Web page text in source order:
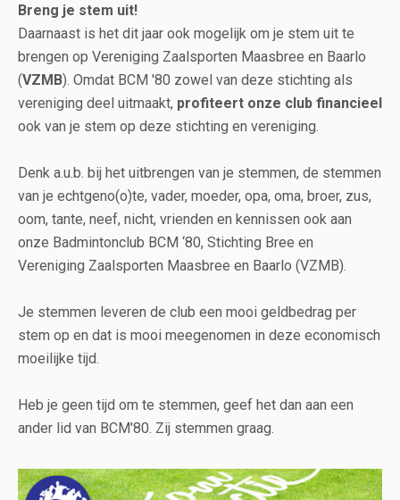
Breng je stem uit!
Daarnaast is het dit jaar ook mogelijk om je stem uit te
brengen op Vereniging Zaalsporten Maasbree en Baarlo
(VZMB). Omdat BCM '80 zowel van deze stichting als
vereniging deel uitmaakt, profiteert onze club financieel
ook van je stem op deze stichting en vereniging.
Denk a.u.b. bij het uitbrengen van je stemmen, de stemmen
van je echtgeno(o)te, vader, moeder, opa, oma, broer, zus,
oom, tante, neef, nicht, vrienden en kennissen ook aan
onze Badmintonclub BCM ‘80, Stichting Bree en
Vereniging Zaalsporten Maasbree en Baarlo (VZMB).
Je stemmen leveren de club een mooi geldbedrag per
stem op en dat is mooi meegenomen in deze economisch
moeilijke tijd.
Heb je geen tijd om te stemmen, geef het dan aan een
ander lid van BCM'80. Zij stemmen graag.